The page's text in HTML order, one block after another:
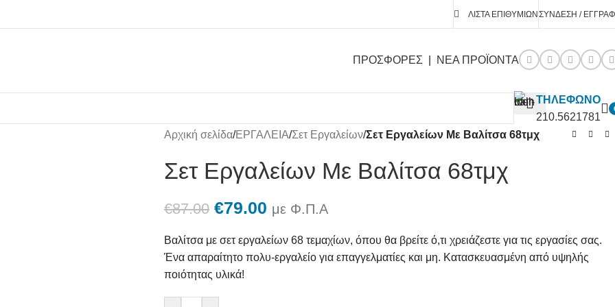
ΛΊΣΤΑ ΕΠΙΘΥΜΙΏΝΣΎΝΔΕΣΗ /
ΠΡΟΣΦΟΡΕΣ ΝΕΑ ΠΡΟΪΟΝΤΑ
ΤΗΛΕΦΩΝΟ
210.5621781
Αρχική σελίδα/ΕΡΓΑΛΕΙΑ/Σετ Εργαλείων/Σετ Εργαλείων Με Βαλίτσα 68τμχ
Σετ Εργαλείων Με Βαλίτσα 68τμχ
€87.00 €79.00 με Φ.Π.Α
Βαλίτσα με σετ εργαλείων 68 τεμαχίων, όπου θα βρείτε ό,τι χρειάζεστε για τις εργασίες σας.
Ένα απαραίτητο πολυ-εργαλείο για επαγγελματίες και μη. Κατασκευασμένη από υψηλής
ποιότητας υλικά!